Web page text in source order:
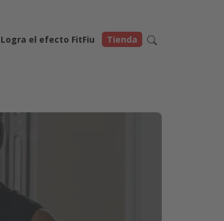
Logra el efecto FitFiu Tienda